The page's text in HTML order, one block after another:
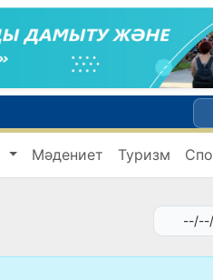
Мәдениет Туризм